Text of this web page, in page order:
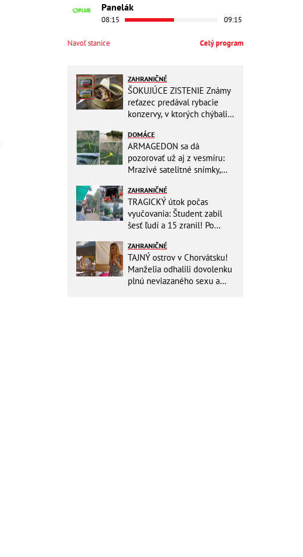
Panelák
08:15 09:15
Navoľ stanice Celý program
ZAHRANIČNÉ
ŠOKUJÚCE ZISTENIE Známy
reťazec predával rybacie
konzervy, v ktorých chýbali
aj vy
DOMÁCE
ARMAGEDON sa dá
pozorovať už aj z vesmíru:
Mrazivé satelitné snímky,
vode ani stopy!
ZAHRANIČNÉ
TRAGICKÝ útok počas
vyučovania: Študent zabil
šesť ľudí a 15 zranil! Po
ZAHRANIČNÉ
TAJNÝ ostrov v Chorvátsku!
Manželia odhalili dovolenku
plnú neviazaného sexu a